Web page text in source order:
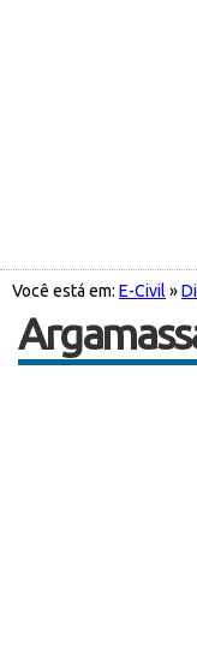
Você está em: E-Civil »